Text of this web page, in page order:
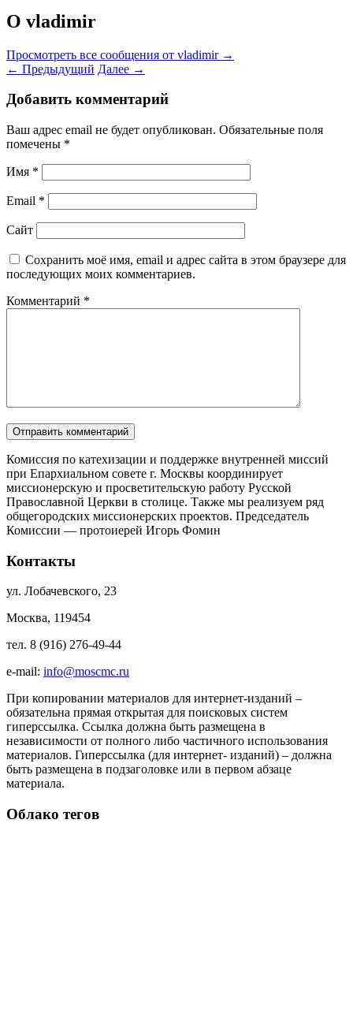
О vladimir
Просмотреть все сообщения от vladimir →
← Предыдущий Далее →
Добавить комментарий
Ваш адрес email не будет опубликован. Обязательные поля
помечены *
Имя *
Email *
Сайт
Сохранить моё имя, email и адрес сайта в этом браузере для
последующих моих комментариев.
Комментарий *
Комиссия по катехизации и поддержке внутренней миссий
при Епархиальном совете г. Москвы координирует
миссионерскую и просветительскую работу Русской
Православной Церкви в столице. Также мы реализуем ряд
общегородских миссионерских проектов. Председатель
Комиссии — протоиерей Игорь Фомин
Контакты
ул. Лобачевского, 23
Москва, 119454
тел. 8 (916) 276-49-44
e-mail: info@moscmc.ru
При копировании материалов для интернет-изданий –
обязательна прямая открытая для поисковых систем
гиперссылка. Ссылка должна быть размещена в
независимости от полного либо частичного использования
материалов. Гиперссылка (для интернет- изданий) – должна
быть размещена в подзаголовке или в первом абзаце
материала.
Облако тегов